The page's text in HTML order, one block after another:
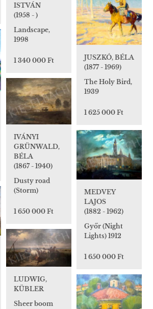
ISTVÁN
(1958 - )
Landscape,
1998
1 340 000 Ft
JUSZKÓ, BÉLA
(1877 - 1969)
The Holy Bird,
1939
1 625 000 Ft
IVÁNYI
GRÜNWALD,
BÉLA
(1867 - 1940)
Dusty road
(Storm)
1 650 000 Ft
MEDVEY
LAJOS
(1882 - 1962)
Győr (Night
Lights) 1912
1 650 000 Ft
LUDWIG,
KÜBLER
Sheer boom